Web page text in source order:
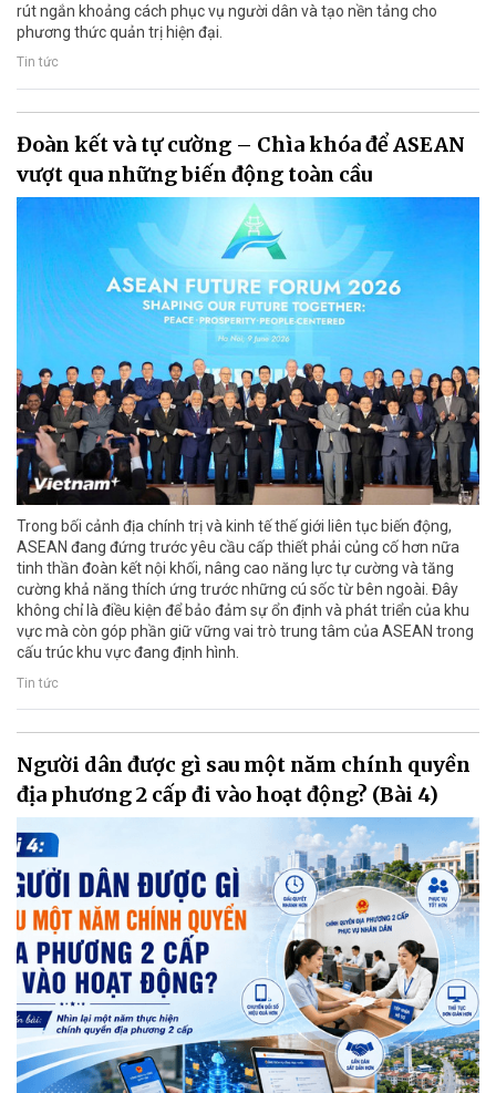
rút ngắn khoảng cách phục vụ người dân và tạo nền tảng cho
phương thức quản trị hiện đại.
Tin tức
Đoàn kết và tự cường – Chìa khóa để ASEAN
vượt qua những biến động toàn cầu
Trong bối cảnh địa chính trị và kinh tế thế giới liên tục biến động,
ASEAN đang đứng trước yêu cầu cấp thiết phải củng cố hơn nữa
tinh thần đoàn kết nội khối, nâng cao năng lực tự cường và tăng
cường khả năng thích ứng trước những cú sốc từ bên ngoài. Đây
không chỉ là điều kiện để bảo đảm sự ổn định và phát triển của khu
vực mà còn góp phần giữ vững vai trò trung tâm của ASEAN trong
cấu trúc khu vực đang định hình.
Tin tức
Người dân được gì sau một năm chính quyền
địa phương 2 cấp đi vào hoạt động? (Bài 4)